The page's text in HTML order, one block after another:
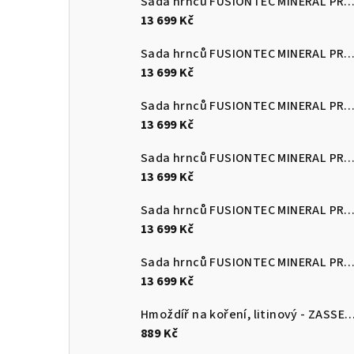
13 699 Kč
Sada hrnců FUSIONTEC MINERAL PRO 4 ks, červená - WMF
13 699 Kč
Sada hrnců FUSIONTEC MINERAL PRO 4 ks, Quartz růžová - WMF
13 699 Kč
Sada hrnců FUSIONTEC MINERAL PRO 4 ks, edice Tim Raue modrá - WMF
13 699 Kč
Sada hrnců FUSIONTEC MINERAL PRO 4 ks, mango žlutá - WMF
13 699 Kč
Sada hrnců FUSIONTEC MINERAL PRO 4 ks, papája oranžová - WMF
13 699 Kč
Hmoždíř na koření, litinový - ZASSENHAUS
889 Kč